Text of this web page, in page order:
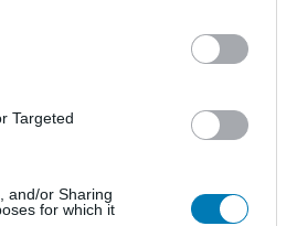
Targeted
and/or Sharing
for which it
(X)
PCW HÍREK